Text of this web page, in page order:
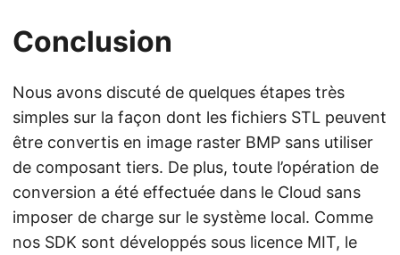
Conclusion
Nous avons discuté de quelques étapes très
simples sur la façon dont les fichiers STL peuvent
être convertis en image raster BMP sans utiliser
de composant tiers. De plus, toute l’opération de
conversion a été effectuée dans le Cloud sans
imposer de charge sur le système local. Comme
nos SDK sont développés sous licence MIT, le